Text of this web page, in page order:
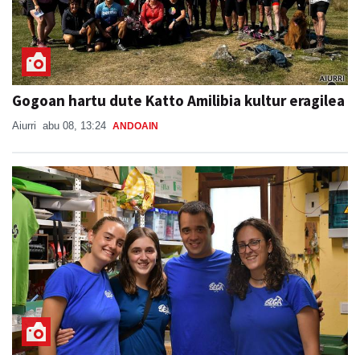
Gogoan hartu dute Katto Amilibia kultur eragilea
Aiurri abu 08, 13:24 ANDOAIN